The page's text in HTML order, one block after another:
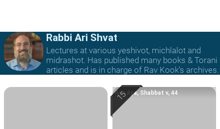
Rabbi Ari Shvat
Lectures at various yeshivot, michlalot and
midrashot. Has published many books & Torani
articles and is in charge of Rav Kook’s archives.
Ayn Aya, Shabbat v, 44